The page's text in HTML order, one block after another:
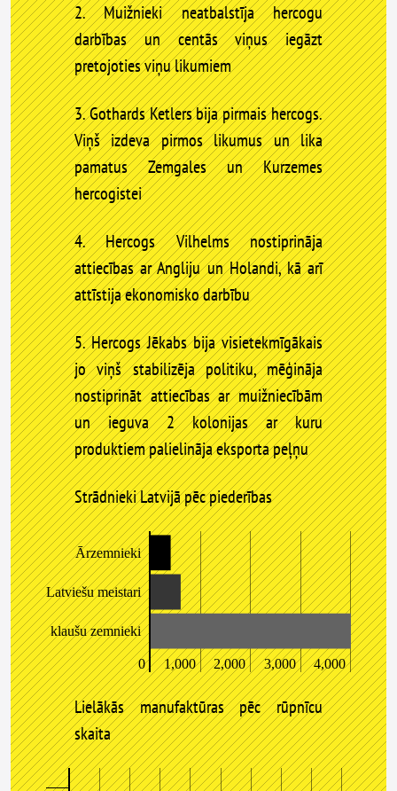
2. Muižnieki neatbalstīja hercogu
darbības un centās viņus iegāzt
pretojoties viņu likumiem
3. Gothards Ketlers bija pirmais hercogs.
Viņš izdeva pirmos likumus un lika
pamatus Zemgales un Kurzemes
hercogistei
4. Hercogs Vilhelms nostiprināja
attiecības ar Angliju un Holandi, kā arī
attīstija ekonomisko darbību
5. Hercogs Jēkabs bija visietekmīgākais
jo viņš stabilizēja politiku, mēģināja
nostiprināt attiecības ar muižniecībām
un ieguva 2 kolonijas ar kuru
produktiem palielināja eksporta peļņu
Strādnieki Latvijā pēc piederības
Ārzemnieki
Latviešu meistari
klaušu zemnieki
0 1,000 2,000 3,000 4,000
Lielākās manufaktūras pēc rūpnīcu
skaita